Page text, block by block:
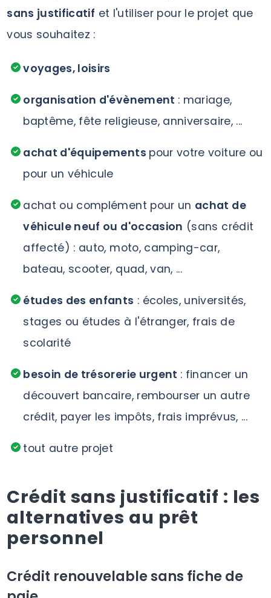
sans justificatif et l'utiliser pour le projet que
vous souhaitez :
voyages, loisirs
organisation d'évènement : mariage,
baptême, fête religieuse, anniversaire, ...
achat d'équipements pour votre voiture ou
pour un véhicule
achat ou complément pour un achat de
véhicule neuf ou d'occasion (sans crédit
affecté) : auto, moto, camping-car,
bateau, scooter, quad, van, ...
études des enfants : écoles, universités,
stages ou études à l'étranger, frais de
scolarité
besoin de trésorerie urgent : financer un
découvert bancaire, rembourser un autre
crédit, payer les impôts, frais imprévus, ...
tout autre projet
Crédit sans justificatif : les
alternatives au prêt
personnel
Crédit renouvelable sans fiche de